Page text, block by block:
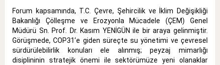
Forum kapsamında, T.C. Çevre, Şehircilik ve İklim Değişikliği
Bakanlığı Çölleşme ve Erozyonla Mücadele (ÇEM) Genel
Müdürü Sn. Prof. Dr. Kasım YENİGÜN ile bir araya gelinmiştir.
Görüşmede, COP31’e giden süreçte su yönetimi ve çevresel
sürdürülebilirlik konuları ele alınmış; peyzaj mimarlığı
disiplininin stratejik önemi ile sektörümüze yeni olanaklar